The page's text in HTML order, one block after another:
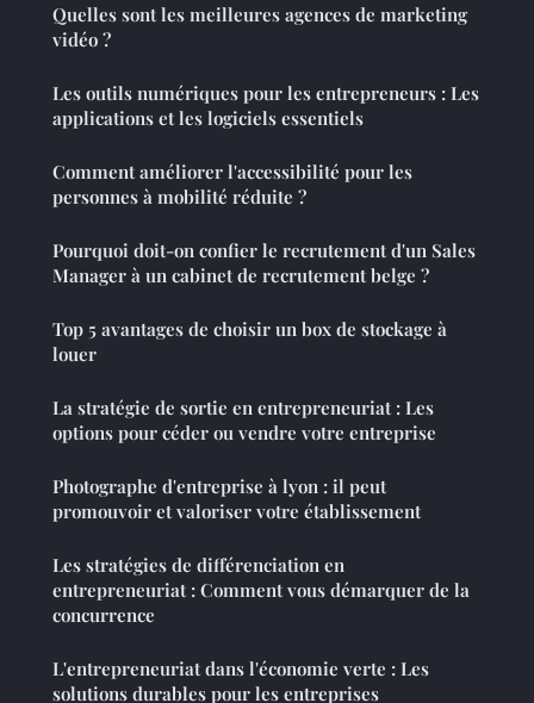
Quelles sont les meilleures agences de marketing
vidéo ?
Les outils numériques pour les entrepreneurs : Les
applications et les logiciels essentiels
Comment améliorer l'accessibilité pour les
personnes à mobilité réduite ?
Pourquoi doit-on confier le recrutement d'un Sales
Manager à un cabinet de recrutement belge ?
Top 5 avantages de choisir un box de stockage à
louer
La stratégie de sortie en entrepreneuriat : Les
options pour céder ou vendre votre entreprise
Photographe d'entreprise à lyon : il peut
promouvoir et valoriser votre établissement
Les stratégies de différenciation en
entrepreneuriat : Comment vous démarquer de la
concurrence
L'entrepreneuriat dans l'économie verte : Les
solutions durables pour les entreprises